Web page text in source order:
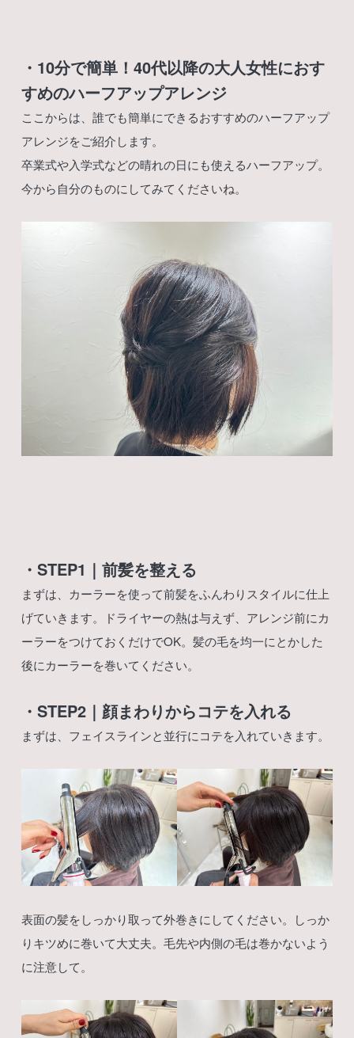
・10分で簡単！40代以降の大人女性におす
すめのハーフアップアレンジ
ここからは、誰でも簡単にできるおすすめのハーフアップ
アレンジをご紹介します。
卒業式や入学式などの晴れの日にも使えるハーフアップ。
今から自分のものにしてみてくださいね。
・STEP1｜前髪を整える
まずは、カーラーを使って前髪をふんわりスタイルに仕上
げていきます。ドライヤーの熱は与えず、アレンジ前にカ
ーラーをつけておくだけでOK。髪の毛を均一にとかした
後にカーラーを巻いてください。
・STEP2｜顔まわりからコテを入れる
まずは、フェイスラインと並行にコテを入れていきます。
表面の髪をしっかり取って外巻きにしてください。しっか
りキツめに巻いて大丈夫。毛先や内側の毛は巻かないよう
に注意して。